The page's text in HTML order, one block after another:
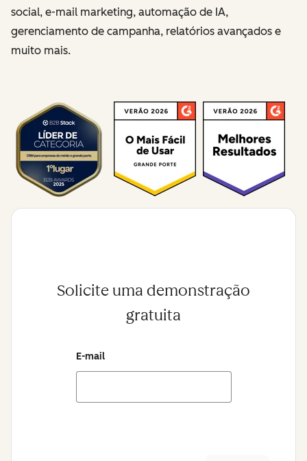
social, e-mail marketing, automação de IA,
gerenciamento de campanha, relatórios avançados e
muito mais.
Solicite uma demonstração
gratuita
E-mail